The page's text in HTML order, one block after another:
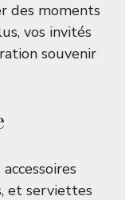
des moments
vos invités
souvenir
et serviettes